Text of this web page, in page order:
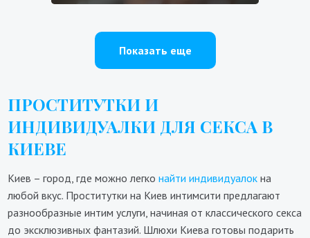
Показать еще
ПРОСТИТУТКИ И
ИНДИВИДУАЛКИ ДЛЯ СЕКСА В
КИЕВЕ
Киев – город, где можно легконайти индивидуалок на
любой вкус. Проститутки на Киев интимсити предлагают
разнообразные интим услуги, начиная от классического секса
до эксклюзивных фантазий. Шлюхи Киева готовы подарить